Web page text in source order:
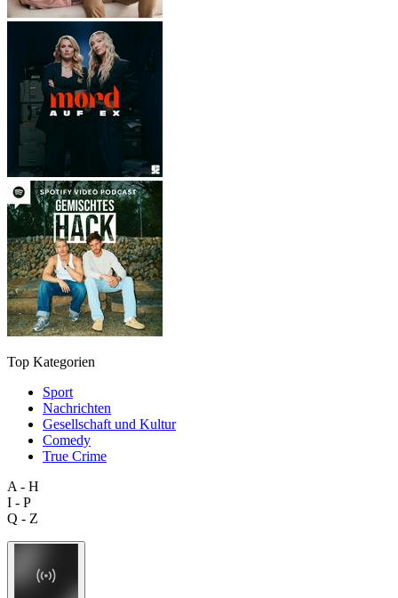
Top Kategorien
Sport
Nachrichten
Gesellschaft und Kultur
Comedy
True Crime
A - H
I - P
Q - Z